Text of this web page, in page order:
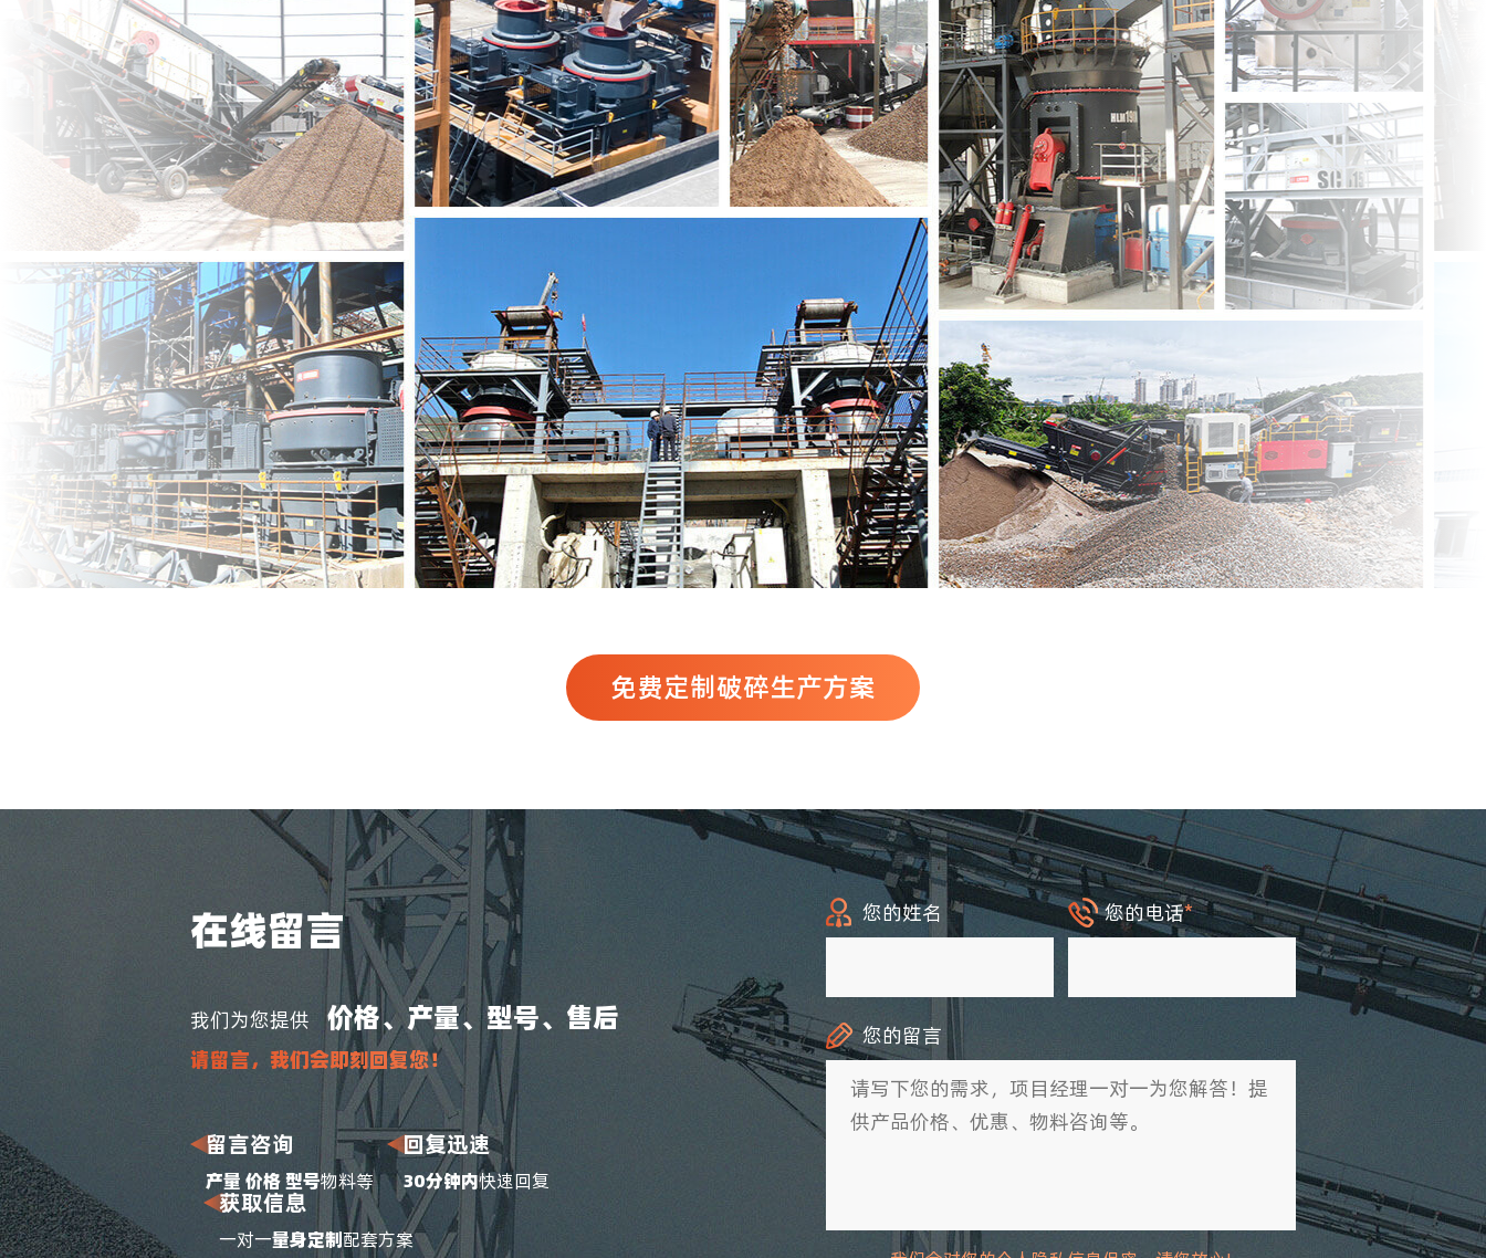
免费定制破碎生产方案
在线留言
我们为您提供 价格、产量、型号、售后
请留言，我们会即刻回复您！
留言咨询
产量 价格 型号物料等
回复迅速
30分钟内快速回复
获取信息
一对一量身定制配套方案
您的姓名 您的电话*
您的留言